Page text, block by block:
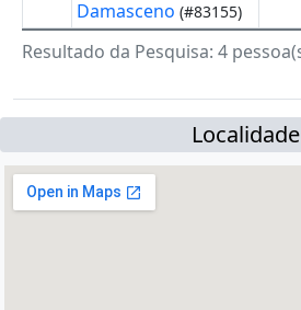
Damasceno (#83155)
Resultado da Pesquisa: 4
Localidade